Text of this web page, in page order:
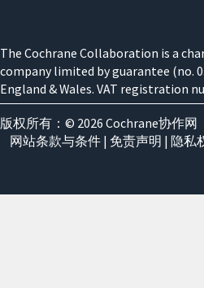
The Cochrane Collaboration is a
company limited by guarantee (no.
England & Wales. VAT registration
版权所有：© 2026 Cochrane协作网
网站条款与条件 | 免责声明 | 隐私